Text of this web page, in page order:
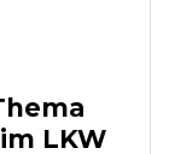
LKW